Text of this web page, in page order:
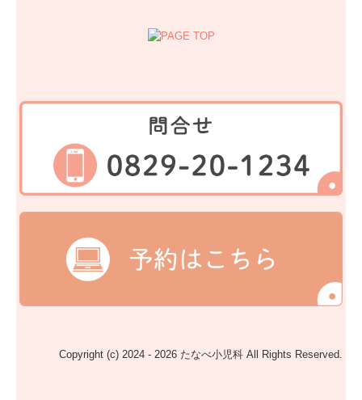
Copyright (c) 2024 - 2026 たなべ小児科 All Rights Reserved.